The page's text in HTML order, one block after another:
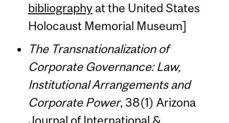
bibliographyat the United States
Holocaust Memorial Museum]
The Transnationalization of
Corporate Governance: Law,
Institutional Arrangements and
Corporate Power, 38(1) Arizona
Journal of International &